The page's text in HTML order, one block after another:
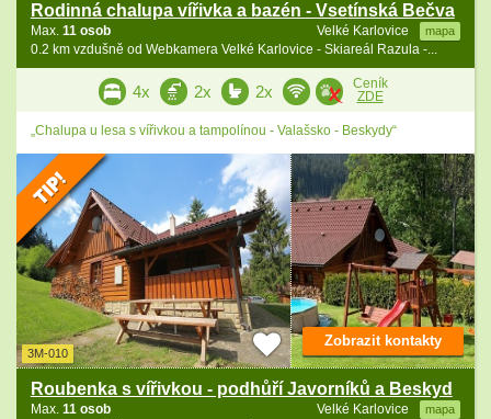
Rodinná chalupa vířivka a bazén - Vsetínská Bečva
Velké Karlovice mapa
Max. 11 osob
0.2 km vzdušně od Webkamera Velké Karlovice - Skiareál Razula -...
4x 2x 2x
Ceník
ZDE
„Chalupa u lesa s vířivkou a tampolínou - Valašsko - Beskydy“
3M-010
Roubenka s vířivkou - podhůří Javorníků a Beskyd
Velké Karlovice mapa
Max. 11 osob
Zobrazit kontakty